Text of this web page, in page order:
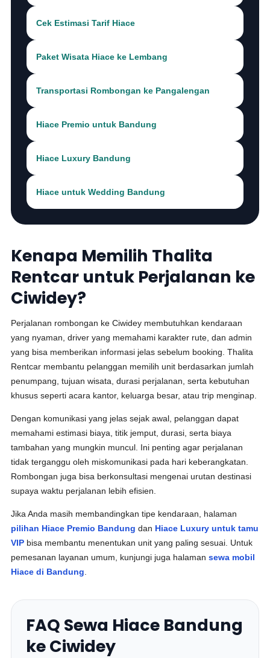
Cek Estimasi Tarif Hiace
Paket Wisata Hiace ke Lembang
Transportasi Rombongan ke Pangalengan
Hiace Premio untuk Bandung
Hiace Luxury Bandung
Hiace untuk Wedding Bandung
Kenapa Memilih Thalita
Rentcar untuk Perjalanan ke
Ciwidey?
Perjalanan rombongan ke Ciwidey membutuhkan kendaraan
yang nyaman, driver yang memahami karakter rute, dan admin
yang bisa memberikan informasi jelas sebelum booking. Thalita
Rentcar membantu pelanggan memilih unit berdasarkan jumlah
penumpang, tujuan wisata, durasi perjalanan, serta kebutuhan
khusus seperti acara kantor, keluarga besar, atau trip menginap.
Dengan komunikasi yang jelas sejak awal, pelanggan dapat
memahami estimasi biaya, titik jemput, durasi, serta biaya
tambahan yang mungkin muncul. Ini penting agar perjalanan
tidak terganggu oleh miskomunikasi pada hari keberangkatan.
Rombongan juga bisa berkonsultasi mengenai urutan destinasi
supaya waktu perjalanan lebih efisien.
Jika Anda masih membandingkan tipe kendaraan, halaman
pilihan Hiace Premio Bandung dan Hiace Luxury untuk tamu
VIP bisa membantu menentukan unit yang paling sesuai. Untuk
pemesanan layanan umum, kunjungi juga halamansewa mobil
Hiace di Bandung
FAQ Sewa Hiace Bandung
ke Ciwidey